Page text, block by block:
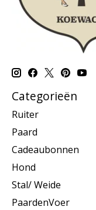
Categorieën
Ruiter
Paard
Cadeaubonnen
Hond
Stal/ Weide
PaardenVoer